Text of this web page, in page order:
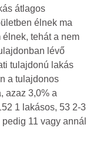
átlagos
élnek ma
tehát a nem
lévő
tulajdonú lakás
a tulajdonos
azaz 3,0% a
1 lakásos, 53 2-3
11 vagy annál